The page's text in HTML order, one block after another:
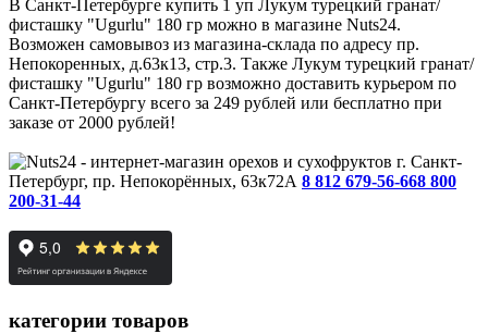
В Санкт-Петербурге купить 1 уп Лукум турецкий гранат/
фисташку "Ugurlu" 180 гр можно в магазине Nuts24.
Возможен самовывоз из магазина-склада по адресу пр.
Непокоренных, д.63к13, стр.3. Также Лукум турецкий гранат/
фисташку "Ugurlu" 180 гр возможно доставить курьером по
Санкт-Петербургу всего за 249 рублей или бесплатно при
заказе от 2000 рублей!
г. Санкт-
Петербург, пр. Непокорённых, 63к72А 8 812 679-56-668 800
200-31-44
категории товаров